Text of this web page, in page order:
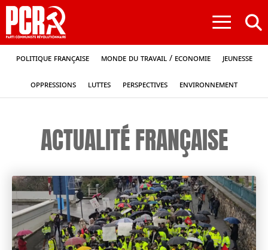
≡
Politique française Monde du travail / Economie Jeunesse
Oppressions Luttes Perspectives Environnement
ACTUALITÉ FRANÇAISE